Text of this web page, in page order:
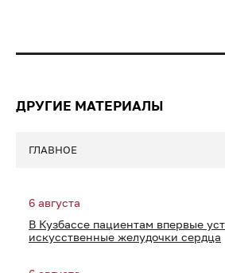
ДРУГИЕ МАТЕРИАЛЫ
ГЛАВНОЕ
6 августа
В Кузбассе пациентам впервые
искусственные желудочки сердца